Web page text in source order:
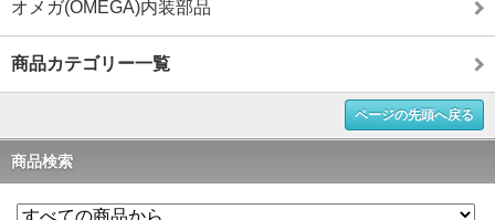
オメガ(OMEGA)内装部品
商品カテゴリー一覧
ページの先頭へ戻る
商品検索